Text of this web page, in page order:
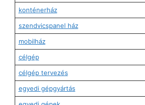
konténerház
szendvicspanel ház
mobilház
célgép
célgép tervezés
egyedi gépgyártás